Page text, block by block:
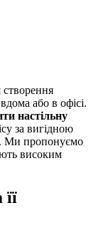
або в офісі.
настільну
за вигідною
Ми пропонуємо
високим